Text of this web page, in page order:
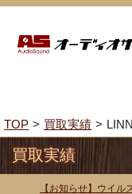
TOP 買取実績
買取実績
【お知らせ】ウイ